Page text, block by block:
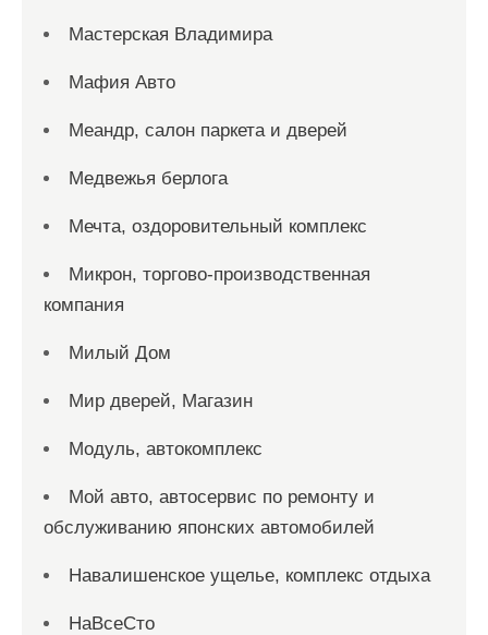
Мастерская Владимира
Мафия Авто
Меандр, салон паркета и дверей
Медвежья берлога
Мечта, оздоровительный комплекс
Микрон, торгово-производственная
компания
Милый Дом
Мир дверей, Магазин
Модуль, автокомплекс
Мой авто, автосервис по ремонту и
обслуживанию японских автомобилей
Навалишенское ущелье, комплекс отдыха
НаВсеСто